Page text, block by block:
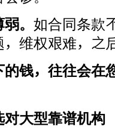
。 如合同条款
维权艰难，之
钱，往往会在
对大型靠谱机构